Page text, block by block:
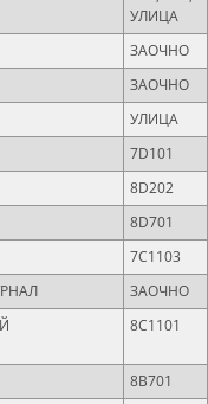
УЛИЦА
ЗАОЧНО
ЗАОЧНО
УЛИЦА
7D101
8D202
8D701
7C1103
ЗАОЧНО
8С1101
8B701